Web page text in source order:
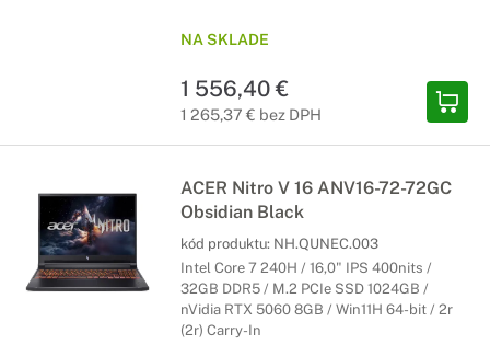
NA SKLADE
1 556,40 €
1 265,37 € bez DPH
ACER Nitro V 16 ANV16-72-72GC
Obsidian Black
kód produktu: NH.QUNEC.003
Intel Core 7 240H / 16,0" IPS 400nits /
32GB DDR5 / M.2 PCIe SSD 1024GB /
nVidia RTX 5060 8GB / Win11H 64-bit / 2r
(2r) Carry-In